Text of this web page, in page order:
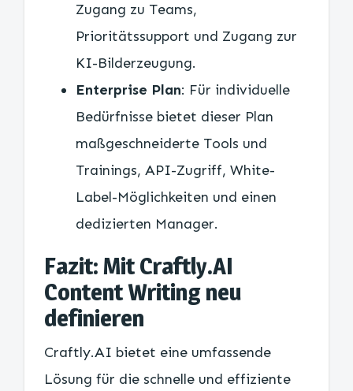
Zugang zu Teams,
Prioritätssupport und Zugang zur
KI-Bilderzeugung.
Enterprise Plan: Für individuelle
Bedürfnisse bietet dieser Plan
maßgeschneiderte Tools und
Trainings, API-Zugriff, White-
Label-Möglichkeiten und einen
dedizierten Manager.
Fazit: Mit Craftly.AI
Content Writing neu
definieren
Craftly.AI bietet eine umfassende
Lösung für die schnelle und effiziente